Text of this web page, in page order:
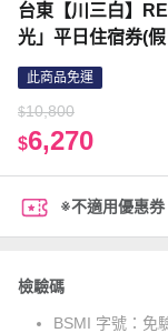
台東【川三白】
光」平日住宿券(
此商品免運
$10,800
$6,270
※不適用優惠券
檢驗碼
BSMI 字號： 免